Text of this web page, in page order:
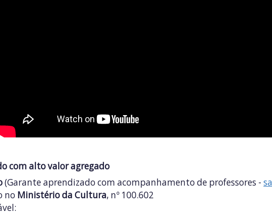
com alto valor agregado
(Garante aprendizado com acompanhamento de professores -
no Ministério da Cultura, nº 100.602